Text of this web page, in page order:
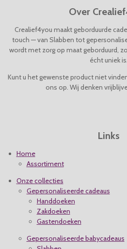
4
t
e
r
t
e
r
r
e
n
t
e
r
r
e
n
t
e
r
r
e
n
Over
Crealief4you maakt geborduurde
touch — van Slabben tot
wordt met zorg op maat geborduurd,
écht uniek is.
Kunt u het gewenste product niet
ons op. Wij denken
Links
Home
Assortiment
Onze collecties
Gepersonaliseerde cadeaus
Handdoeken
Zakdoeken
Gastendoeken
Gepersonaliseerde babycadeaus